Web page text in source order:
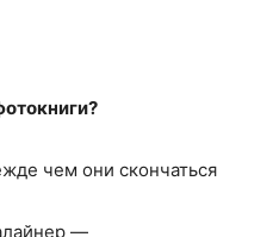
чем они скончаться
—